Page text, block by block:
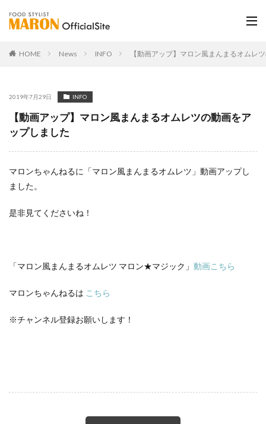
HOME News INFO 【動画アップ】マロン風まんまるオムレ
2019年7月29日 INFO
【動画アップ】マロン風まんまるオムレツの動画をア
ップしました
マロンちゃんねるに「マロン風まんまるオムレツ」動画アップし
ました。
是非見てくださいね！
「マロン風まんまるオムレツ マロン★マジック」 動画こちら
マロンちゃんねるは こちら
※チャンネル登録お願いします！